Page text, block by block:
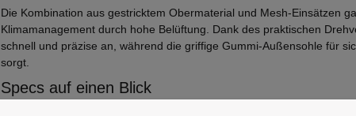
Die Kombination aus gestricktem Obermaterial und Mesh-Einsätzen
Klimamanagement durch hohe Belüftung. Dank des praktischen
schnell und präzise an, während die griffige Gummi-Außensohle für
sorgt.
Specs auf einen Blick